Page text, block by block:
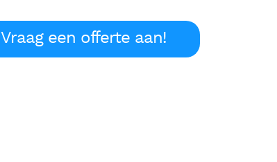
Vraag een offerte aan!